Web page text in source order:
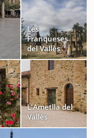
Les
Franqueses
del Vallès
L'Ametlla del
Vallès